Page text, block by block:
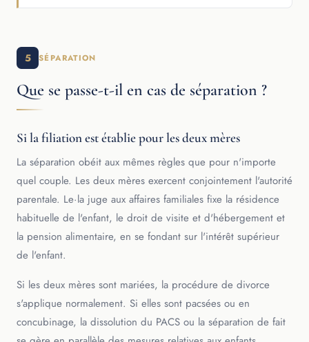
5 SÉPARATION
Que se passe-t-il en cas de séparation ?
Si la filiation est établie pour les deux mères
La séparation obéit aux mêmes règles que pour n'importe
quel couple. Les deux mères exercent conjointement l'autorité
parentale. Le·la juge aux affaires familiales fixe la résidence
habituelle de l'enfant, le droit de visite et d'hébergement et
la pension alimentaire, en se fondant sur l'intérêt supérieur
de l'enfant.
Si les deux mères sont mariées, la procédure de divorce
s'applique normalement. Si elles sont pacsées ou en
concubinage, la dissolution du PACS ou la séparation de fait